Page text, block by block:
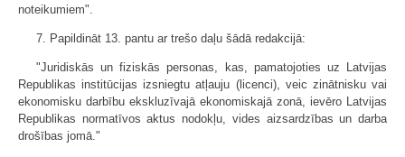
noteikumiem".
7. Papildināt 13. pantu ar trešo daļu šādā redakcijā:
"Juridiskās un fiziskās personas, kas, pamatojoties uz Latvijas
Republikas institūcijas izsniegtu atļauju (licenci), veic zinātnisku vai
ekonomisku darbību ekskluzīvajā ekonomiskajā zonā, ievēro Latvijas
Republikas normatīvos aktus nodokļu, vides aizsardzības un darba
drošības jomā."